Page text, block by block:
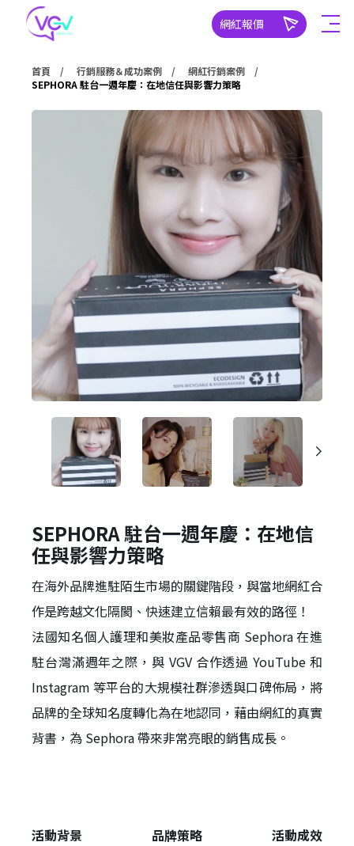
網紅報價
首頁 行銷服務＆成功案例
網紅行銷案例
SEPHORA 駐台一週年慶：在地信任與影響力策略
SEPHORA 駐台一週年慶：在地信
任與影響力策略
在海外品牌進駐陌生市場的關鍵階段，與當地網紅合
作是跨越文化隔閡、快速建立信賴最有效的路徑！
法國知名個人護理和美妝產品零售商 Sephora 在進
駐台灣滿週年之際，與 VGV 合作透過 YouTube 和
Instagram 等平台的大規模社群滲透與口碑佈局，將
品牌的全球知名度轉化為在地認同，藉由網紅的真實
背書，為 Sephora 帶來非常亮眼的銷售成長。
活動背景 品牌策略 活動成效